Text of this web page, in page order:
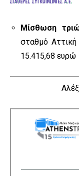
Μίσθωση
σταθμό
15.415,68 ευρώ